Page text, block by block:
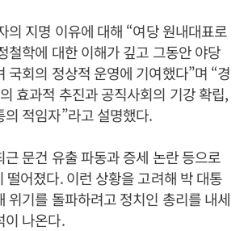
의 지명 이유에 대해 “여당 원내대표로
철학에 대한 이해가 깊고 그동안 야당
국회의 정상적 운영에 기여했다”며 “경
효과적 추진과 공직사회의 기강 확립,
적임자”라고 설명했다.
문건 유출 파동과 증세 논란 등으로
떨어졌다. 이런 상황을 고려해 박 대통
위기를 돌파하려고 정치인 총리를 내세
이 나온다.